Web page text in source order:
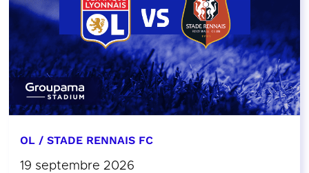
OL / STADE RENNAIS FC
19 septembre 2026